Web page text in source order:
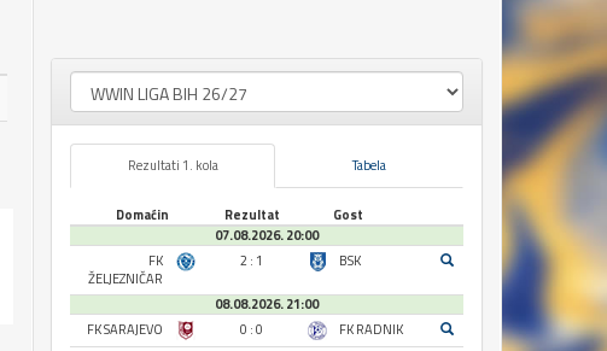
Rezultati 1. kola Tabela
Domaćin Rezultat
Gost
07.08.2026. 20:00
FK
ŽELJEZNIČAR
2 : 1 BSK
08.08.2026. 21:00
FK SARAJEVO
0 : 0
FK RADNIK